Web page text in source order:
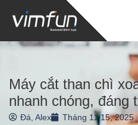
nội
Máy cắt than chì
nhanh chóng, đáng
Đá, Alex
Tháng 11 15, 2025